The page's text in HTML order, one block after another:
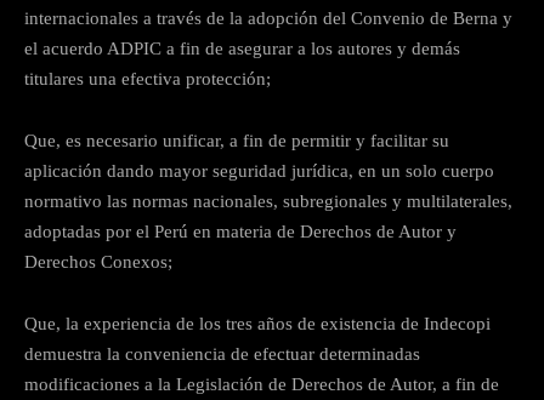
internacionales a través de la adopción del Convenio de Berna y
el acuerdo ADPIC a fin de asegurar a los autores y demás
titulares una efectiva protección;
Que, es necesario unificar, a fin de permitir y facilitar su
aplicación dando mayor seguridad jurídica, en un solo cuerpo
normativo las normas nacionales, subregionales y multilaterales,
adoptadas por el Perú en materia de Derechos de Autor y
Derechos Conexos;
Que, la experiencia de los tres años de existencia de Indecopi
demuestra la conveniencia de efectuar determinadas
modificaciones a la Legislación de Derechos de Autor, a fin de